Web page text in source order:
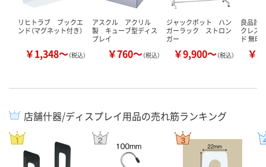
リヒトラブ ブックエ
ンド（マグネット付き）
￥1,348～（税込）
アスクル アクリル
製 キューブ型ディス
プレイ
￥760～（税込）
ジャックポット ハン
ガーラック ストロン
ガー
￥9,900～（税込）
良品計
クレス
ド 無印
￥
店舗什器/ディスプレイ用品の売れ筋ランキング